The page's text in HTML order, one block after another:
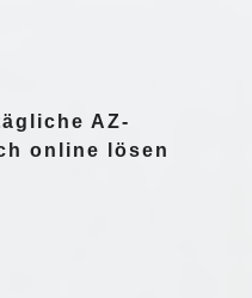
AZ-
online lösen